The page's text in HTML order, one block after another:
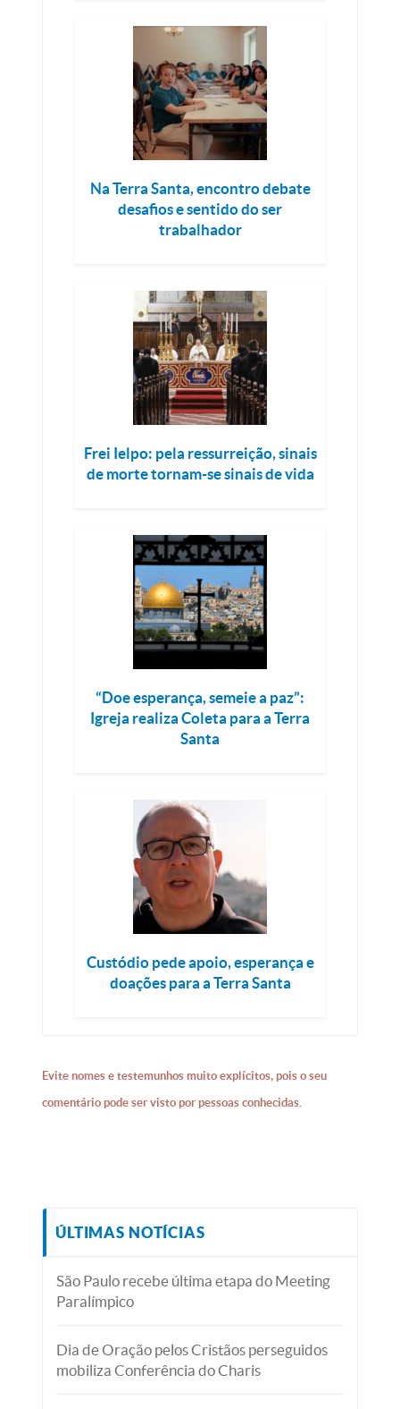
Na Terra Santa, encontro debate
desafios e sentido do ser
trabalhador
Frei Ielpo: pela ressurreição, sinais
de morte tornam-se sinais de vida
“Doe esperança, semeie a paz”:
Igreja realiza Coleta para a Terra
Santa
Custódio pede apoio, esperança e
doações para a Terra Santa
Evite nomes e testemunhos muito explícitos, pois o seu
comentário pode ser visto por pessoas conhecidas.
ÚLTIMAS NOTÍCIAS
São Paulo recebe última etapa do Meeting
Paralímpico
Dia de Oração pelos Cristãos perseguidos
mobiliza Conferência do Charis